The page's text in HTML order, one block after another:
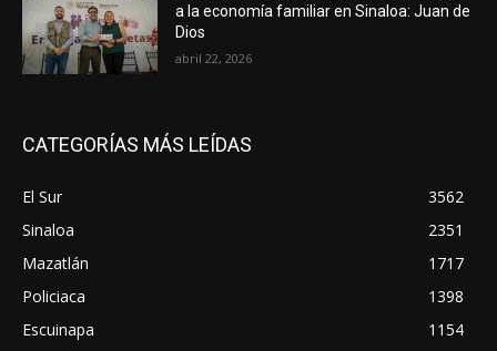
a la economía familiar en Sinaloa: Juan de
Dios
abril 22, 2026
CATEGORÍAS MÁS LEÍDAS
El Sur
3562
Sinaloa
2351
Mazatlán
1717
Policiaca
1398
Escuinapa
1154